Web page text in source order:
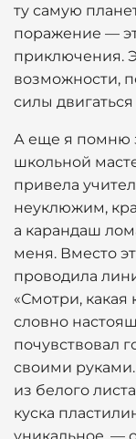
ту самую
поражение —
приключения.
возможности,
силы
А еще я помню
школьной
привела
неуклюжим,
а карандаш
меня. Вместо
проводила
«Смотри, какая
словно
почувствовал
своими
из белого
куска